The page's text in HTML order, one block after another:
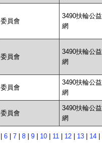
委員會
3490扶輪公益
網
委員會
3490扶輪公益
網
委員會
3490扶輪公益
網
委員會
3490扶輪公益
網
6 7 8 9 10 11 12 13 14